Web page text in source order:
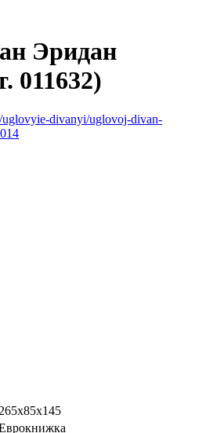
Эридан
011632)
uglovyie-divanyi/uglovoj-divan-
265х85х145